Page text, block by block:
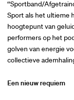
‘‘Sportband/
Sport als het ultieme
hoogtepunt van
performers op het
golven van energie
collectieve
Een nieuw requiem